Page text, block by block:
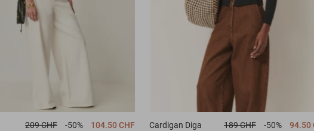
209 CHF -50% 104.50 CHF Cardigan Diga 189 CHF -50% 94.50